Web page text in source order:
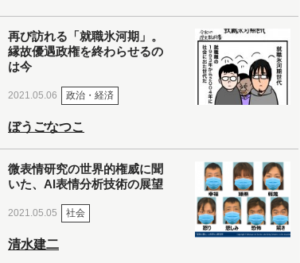
再び訪れる「就職氷河期」。
縁故優遇政権を終わらせるの
は今
2021.05.06 政治・経済
ぼうごなつこ
微表情研究の世界的権威に聞
いた、AI表情分析技術の展望
2021.05.05 社会
清水建二